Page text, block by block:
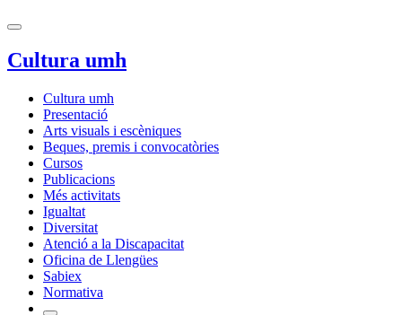
Cultura umh
Cultura umh
Presentació
Arts visuals i escèniques
Beques, premis i convocatòries
Cursos
Publicacions
Més activitats
Igualtat
Diversitat
Atenció a la Discapacitat
Oficina de Llengües
Sabiex
Normativa